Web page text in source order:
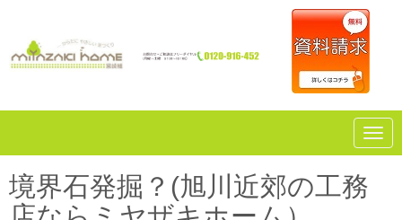
N
a
境界石発掘？(旭川近郊の工務